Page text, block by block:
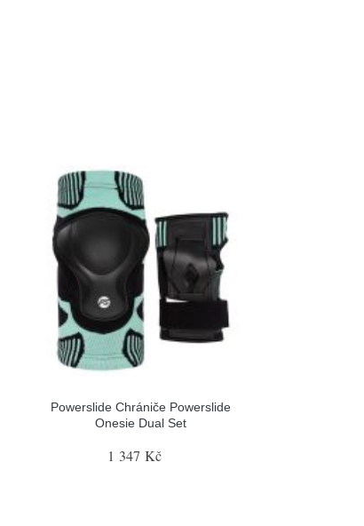
Powerslide Chrániče Powerslide
Onesie Dual Set
1 347 Kč